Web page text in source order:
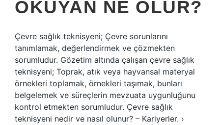
OKUYAN NE OLUR?
Çevre sağlık teknisyeni; Çevre sorunlarını
tanımlamak, değerlendirmek ve çözmekten
sorumludur. Gözetim altında çalışan çevre sağlık
teknisyeni; Toprak, atık veya hayvansal materyal
örnekleri toplamak, örnekleri taşımak, bunları
belgelemek ve süreçlerin mevzuata uygunluğunu
kontrol etmekten sorumludur. Çevre sağlık
teknisyeni nedir ve nasıl olunur? – Kariyerler. ›